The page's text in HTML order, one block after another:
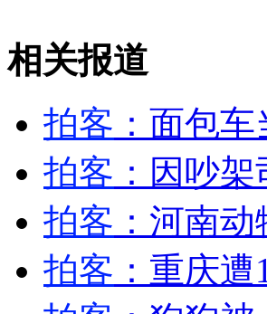
美导演斯通：安倍晋三不值得信任
山西运城恶犬咬伤多人 警民合力
女孩北京地铁殴打老人 痛下狠手拳
相关报道
拍客 ：面包
拍客 ：因吵
拍客 ：河南
拍客 ：重庆